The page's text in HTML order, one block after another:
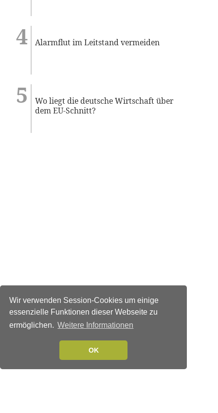
Wir verwenden Session-Cookies um einige
essenzielle Funktionen dieser Webseite zu
ermöglichen. Weitere Informationen
OK
Alarmflut im Leitstand vermeiden
Wo liegt die deutsche Wirtschaft über
dem EU-Schnitt?